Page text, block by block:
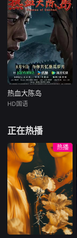
大卫·科恩查内
FollowsLeeFl
etcherIV,ahighsch
oolseniorwhodev
elopsacrushonhis
openlygayclassm
ate,butthenfindshi
mself
热血大陈岛
范事成
影片以大陈岛
垦荒历史为创作底
色，在尊重历史真
实性的前提下，以
年轻化、科技化的
光影语言活化红色
记忆，生动诠释了
“艰苦创业、奋发图
强、无私奉献、开
拓创新”的大陈岛垦
热血大陈岛
HD国语
正在热播
热播